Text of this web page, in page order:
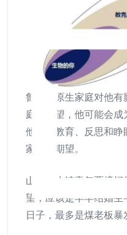
鲁迅的原生家庭对他
庭的期望，他可能会
他通过教育、反思和
家庭的期望。
山西的小镇青年贾樟
望，应该是早早结婚生
日子，最多是煤老板暴